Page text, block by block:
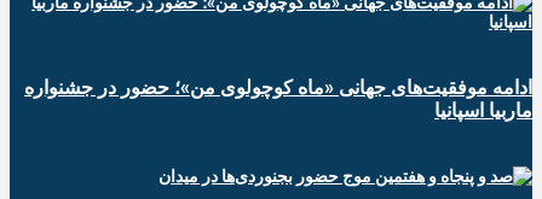
ادامه موفقیت‌های جهانی «ماه کوچولوی من»؛ حضور در جشنواره
ماربیا اسپانیا